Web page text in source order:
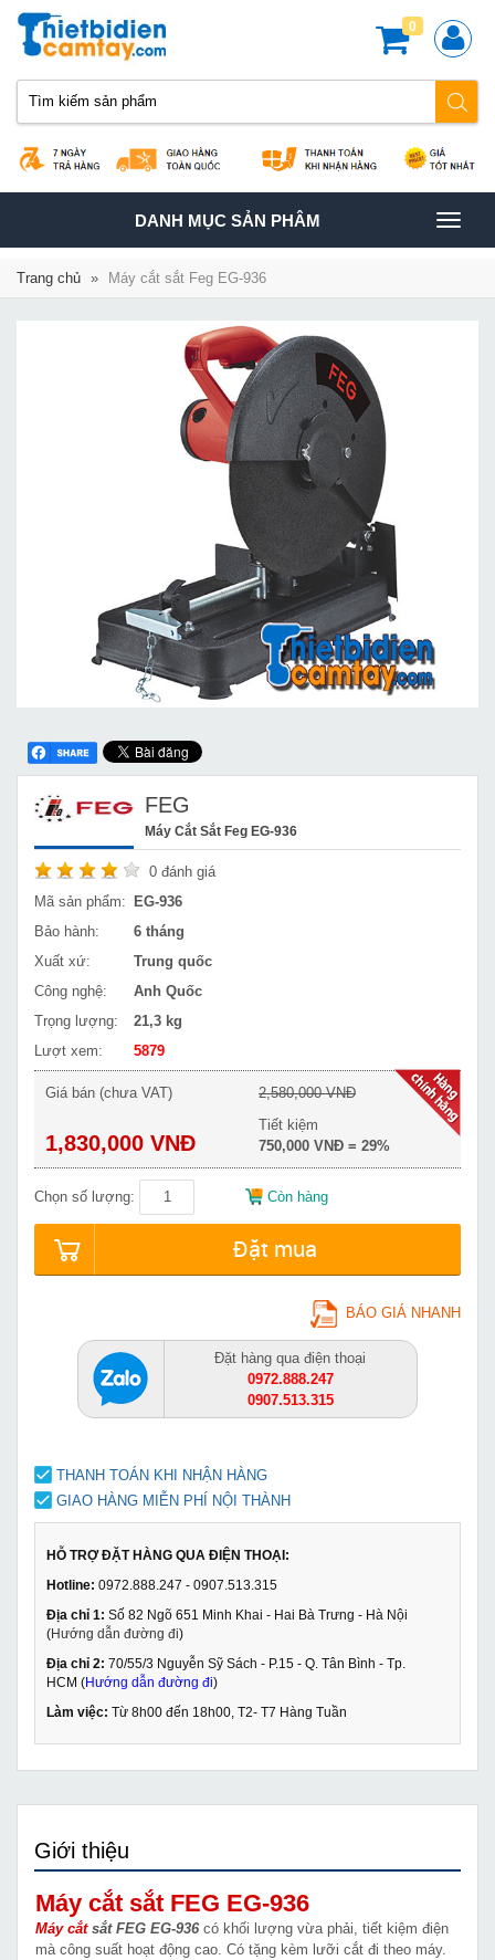
0
TOGGLE
NAVIGATION
DANH MỤC SẢN PHÂM
Trang chủ » Máy cắt sắt Feg EG-936
FEG
Máy Cắt Sắt Feg EG-936
0 đánh giá
Mã sản phẩm:
EG-936
Bảo hành:
6 tháng
Xuất xứ:
Trung quốc
Công nghệ:
Anh Quốc
Trọng lượng:
21,3 kg
Lượt xem:
5879
Giá bán (chưa VAT)
1,830,000 VNĐ
2,580,000 VNĐ
Tiết kiệm
750,000 VNĐ = 29%
Chọn số lượng: Còn hàng
Đặt mua
BÁO GIÁ NHANH
Đặt hàng qua điện thoại
0972.888.247
0907.513.315
THANH TOÁN KHI NHẬN HÀNG
GIAO HÀNG MIỄN PHÍ NỘI THÀNH
HỖ TRỢ ĐẶT HÀNG QUA ĐIỆN THOẠI:
Hotline: 0972.888.247 - 0907.513.315
Địa chỉ 1: Số 82 Ngõ 651 Minh Khai - Hai Bà Trưng - Hà Nội
(Hướng dẫn đường đi)
Địa chỉ 2: 70/55/3 Nguyễn Sỹ Sách - P.15 - Q. Tân Bình - Tp.
HCM (Hướng dẫn đường đi)
Làm việc: Từ 8h00 đến 18h00, T2- T7 Hàng Tuần
Giới thiệu
Máy cắt sắt FEG EG-936
Máy cắtsắt FEG EG-936 có khối lượng vừa phải, tiết kiệm điện
mà công suất hoạt động cao. Có tặng kèm lưỡi cắt đi theo máy.